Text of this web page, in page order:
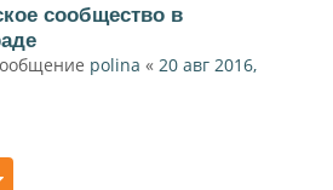
сообщество в
polina « 20 авг 2016,